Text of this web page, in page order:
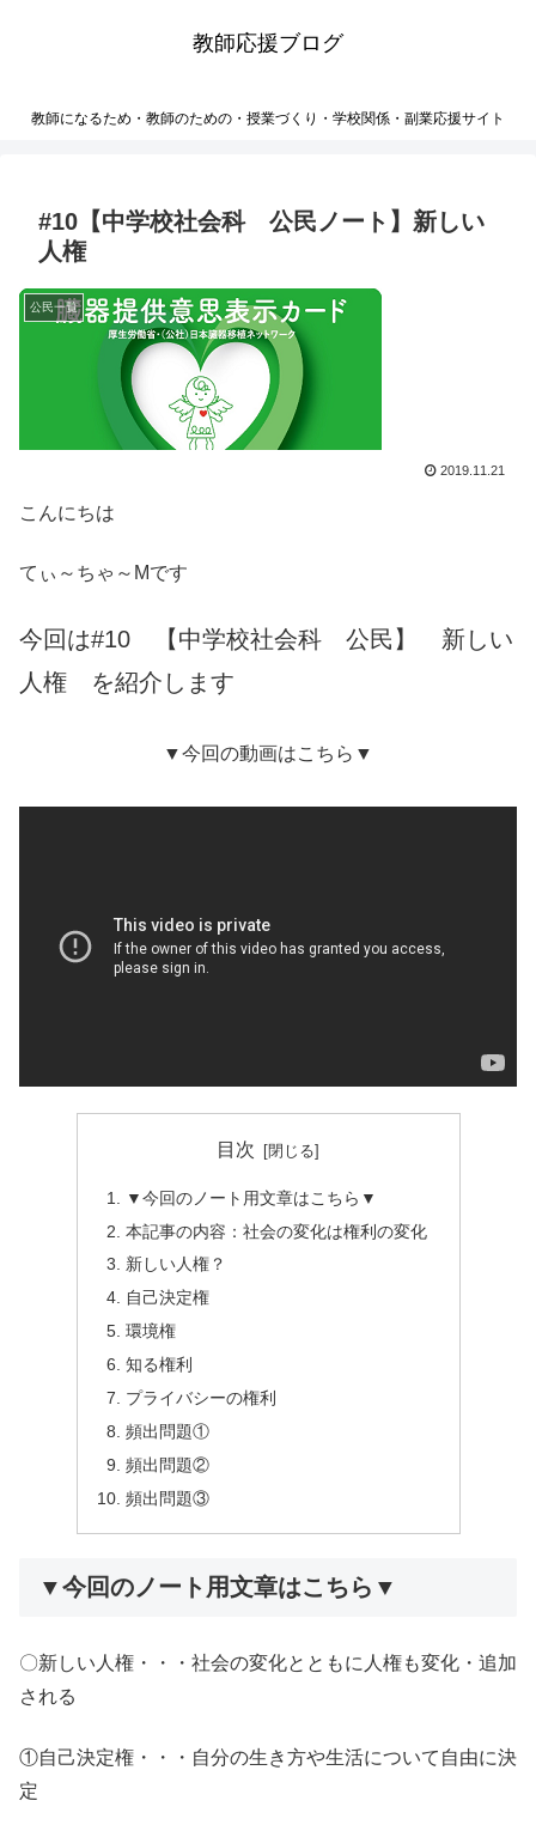
教師応援ブログ
教師になるため・教師のための・授業づくり・学校関係・副業応援サイト
#10【中学校社会科 公民ノート】新しい
人権
公民一覧
2019.11.21
こんにちは
てぃ～ちゃ～Mです
今回は#10 【中学校社会科 公民】 新しい
人権 を紹介します
▼今回の動画はこちら▼
目次
▼今回のノート用文章はこちら▼
本記事の内容：社会の変化は権利の変化
新しい人権？
自己決定権
環境権
知る権利
プライバシーの権利
頻出問題①
頻出問題②
頻出問題③
▼今回のノート用文章はこちら▼
〇新しい人権・・・社会の変化とともに人権も変化・追加
される
①自己決定権・・・自分の生き方や生活について自由に決
定